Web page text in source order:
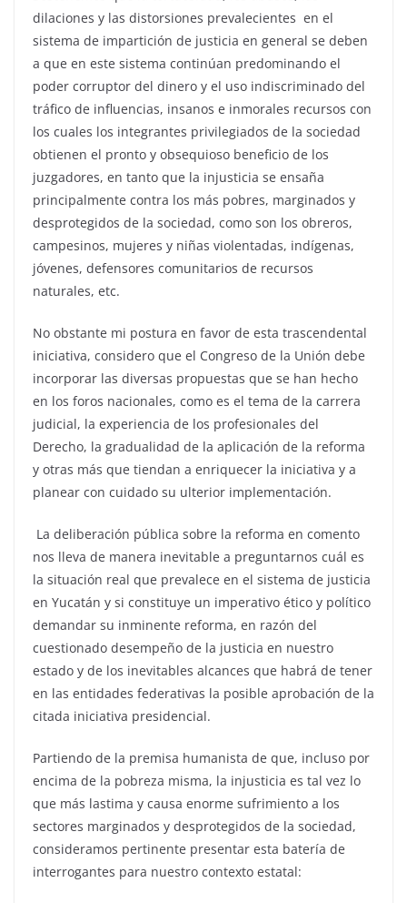
dilaciones y las distorsiones prevalecientes en el
sistema de impartición de justicia en general se deben
a que en este sistema continúan predominando el
poder corruptor del dinero y el uso indiscriminado del
tráfico de influencias, insanos e inmorales recursos con
los cuales los integrantes privilegiados de la sociedad
obtienen el pronto y obsequioso beneficio de los
juzgadores, en tanto que la injusticia se ensaña
principalmente contra los más pobres, marginados y
desprotegidos de la sociedad, como son los obreros,
campesinos, mujeres y niñas violentadas, indígenas,
jóvenes, defensores comunitarios de recursos
naturales, etc.
No obstante mi postura en favor de esta trascendental
iniciativa, considero que el Congreso de la Unión debe
incorporar las diversas propuestas que se han hecho
en los foros nacionales, como es el tema de la carrera
judicial, la experiencia de los profesionales del
Derecho, la gradualidad de la aplicación de la reforma
y otras más que tiendan a enriquecer la iniciativa y a
planear con cuidado su ulterior implementación.
La deliberación pública sobre la reforma en comento
nos lleva de manera inevitable a preguntarnos cuál es
la situación real que prevalece en el sistema de justicia
en Yucatán y si constituye un imperativo ético y político
demandar su inminente reforma, en razón del
cuestionado desempeño de la justicia en nuestro
estado y de los inevitables alcances que habrá de tener
en las entidades federativas la posible aprobación de la
citada iniciativa presidencial.
Partiendo de la premisa humanista de que, incluso por
encima de la pobreza misma, la injusticia es tal vez lo
que más lastima y causa enorme sufrimiento a los
sectores marginados y desprotegidos de la sociedad,
consideramos pertinente presentar esta batería de
interrogantes para nuestro contexto estatal: